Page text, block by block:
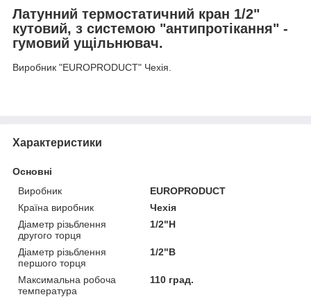
Латунний термостатичний кран 1/2"
кутовий, з системою "антипротікання" -
гумовий ущільнювач.
Виробник "EUROPRODUCT" Чехія.
Характеристики
Основні
Виробник
EUROPRODUCT
Країна виробник
Чехія
Діаметр різьблення
другого торця
1/2"Н
Діаметр різьблення
першого торця
1/2"В
Максимальна робоча
температура
110 град.